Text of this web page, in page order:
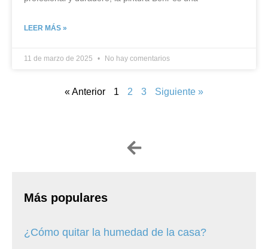
LEER MÁS »
11 de marzo de 2025 No hay comentarios
« Anterior 1 2 3 Siguiente »
Más populares
¿Cómo quitar la humedad de la casa?